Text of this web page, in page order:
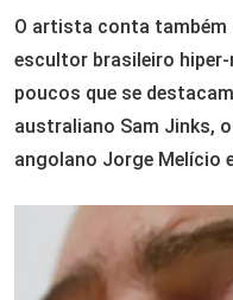
O artista conta também
escultor brasileiro
poucos que se
australiano Sam Jinks,
angolano Jorge Melício